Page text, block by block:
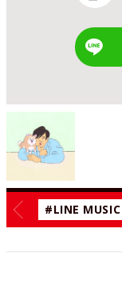
#LINE MUSIC